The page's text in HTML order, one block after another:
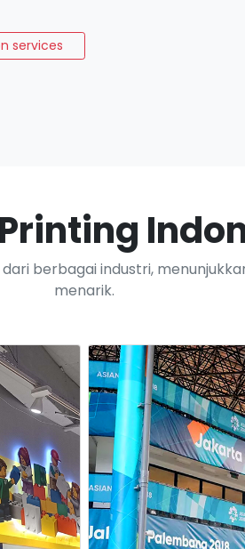
services
berbagai industri,
menarik.